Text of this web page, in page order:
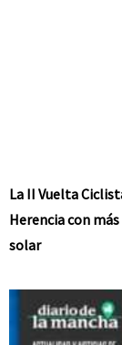
La II Vuelta
Herencia con
solar